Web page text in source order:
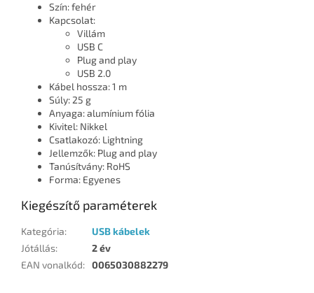
Szín: fehér
Kapcsolat:
Villám
USB C
Plug and play
USB 2.0
Kábel hossza: 1 m
Súly: 25 g
Anyaga: alumínium fólia
Kivitel: Nikkel
Csatlakozó: Lightning
Jellemzők: Plug and play
Tanúsítvány: RoHS
Forma: Egyenes
Kiegészítő paraméterek
Kategória:
USB kábelek
Jótállás:
2 év
EAN vonalkód: 0065030882279